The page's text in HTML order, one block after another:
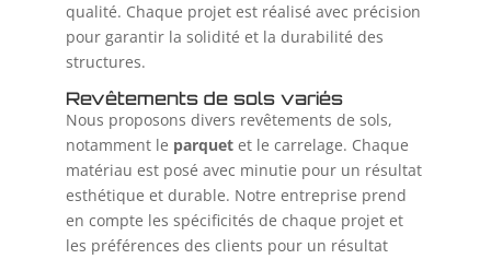
qualité. Chaque projet est réalisé avec précision
pour garantir la solidité et la durabilité des
structures.
Revêtements de sols variés
Nous proposons divers revêtements de sols,
notamment le parquetet le carrelage. Chaque
matériau est posé avec minutie pour un résultat
esthétique et durable. Notre entreprise prend
en compte les spécificités de chaque projet et
les préférences des clients pour un résultat